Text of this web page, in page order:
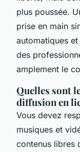
plus poussée.
prise en main
automatiques
des
amplement le
Quelles sont
diffusion en
Vous devez
musiques et
contenus libres